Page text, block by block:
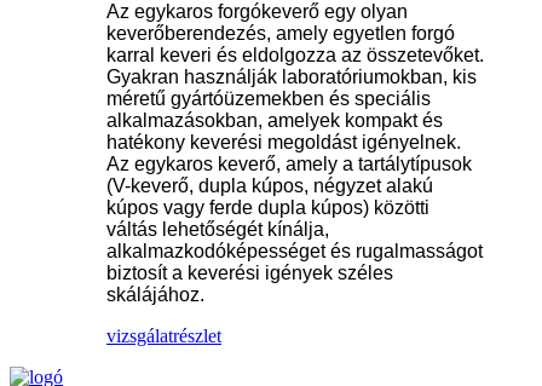
Az egykaros forgókeverő egy olyan
keverőberendezés, amely egyetlen forgó
karral keveri és eldolgozza az összetevőket.
Gyakran használják laboratóriumokban, kis
méretű gyártóüzemekben és speciális
alkalmazásokban, amelyek kompakt és
hatékony keverési megoldást igényelnek.
Az egykaros keverő, amely a tartálytípusok
(V-keverő, dupla kúpos, négyzet alakú
kúpos vagy ferde dupla kúpos) közötti
váltás lehetőségét kínálja,
alkalmazkodóképességet és rugalmasságot
biztosít a keverési igények széles
skálájához.
vizsgálatrészlet